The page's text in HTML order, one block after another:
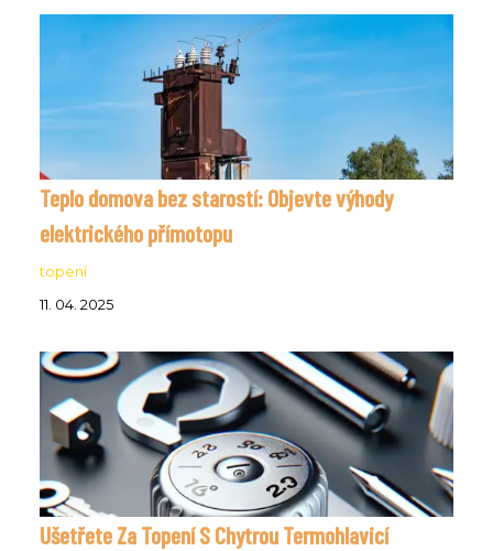
Teplo domova bez starostí: Objevte výhody
elektrického přímotopu
topení
11. 04. 2025
Ušetřete Za Topení S Chytrou Termohlavicí